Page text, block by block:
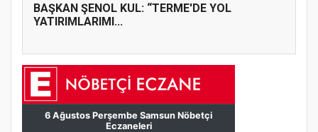
BAŞKAN ŞENOL KUL: “TERME'DE YOL
YATIRIMLARIMI...